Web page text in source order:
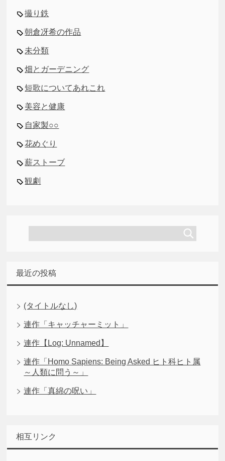
撮り鉄
朝倉冴希の作品
未分類
畑とガーデニング
短歌についてあれこれ
美容と健康
自家製○○
花めぐり
薪ストーブ
観劇
最近の投稿
(タイトルなし)
連作「キャッチャーミット」
連作【Log: Unnamed】
連作「Homo Sapiens: Being Asked ヒト科ヒト属
～人類に問う～」
連作「真綿の呪い」
相互リンク